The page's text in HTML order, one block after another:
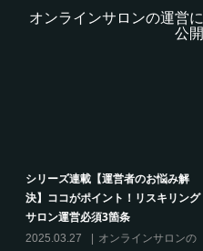
オンラインサロンの運営
公
シリーズ連載【運営者のお悩み解
決】ココがポイント！リスキリング
サロン運営必須3箇条
2025.03.27
オンラインサロンの